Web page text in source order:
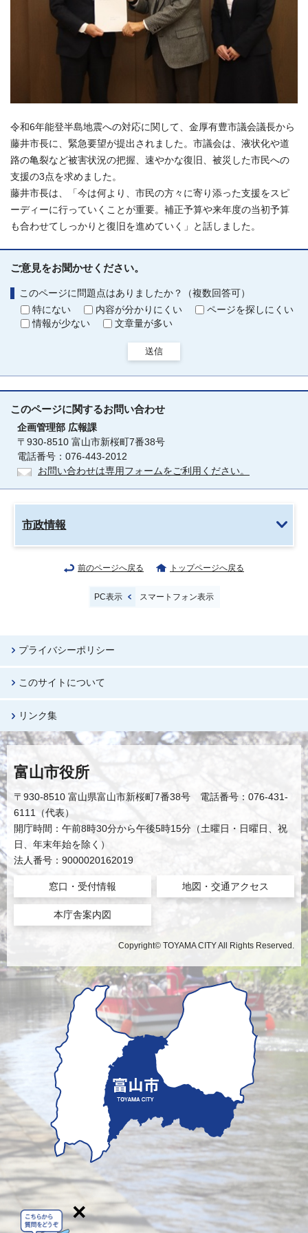
令和6年能登半島地震への対応に関して、金厚有豊市議会議長から
藤井市長に、緊急要望が提出されました。市議会は、液状化や道
路の亀裂など被害状況の把握、速やかな復旧、被災した市民への
支援の3点を求めました。
藤井市長は、「今は何より、市民の方々に寄り添った支援をスピ
ーディーに行っていくことが重要。補正予算や来年度の当初予算
も合わせてしっかりと復旧を進めていく」と話しました。
ご意見をお聞かせください。
このページに問題点はありましたか？（複数回答可）
特にない
内容が分かりにくい
ページを探しにくい
情報が少ない
文章量が多い
送信
このページに関するお問い合わせ
企画管理部 広報課
〒930-8510 富山市新桜町7番38号
電話番号：076-443-2012
お問い合わせは専用フォームをご利用ください。
市政情報
前のページへ戻る トップページへ戻る
PC表示 スマートフォン表示
プライバシーポリシー
このサイトについて
リンク集
富山市役所
〒930-8510 富山県富山市新桜町7番38号 電話番号：076-431-
6111（代表）
開庁時間：午前8時30分から午後5時15分（土曜日・日曜日、祝
日、年末年始を除く）
法人番号：9000020162019
窓口・受付情報 地図・交通アクセス
本庁舎案内図
Copyright© TOYAMA CITY All Rights Reserved.
×